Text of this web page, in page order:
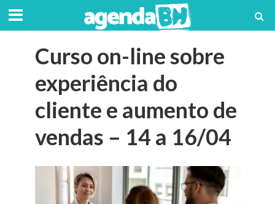
Curso on-line sobre
experiência do
cliente e aumento de
vendas – 14 a 16/04